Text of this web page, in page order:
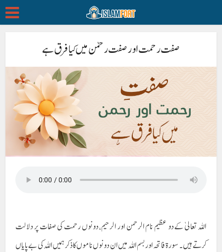
صفت رحمت اور صفت رحمٰن میں کیا فرق ہے
اللہ تعالیٰ کے دو عظیم نام الرحمن اور الرحیم، دونوں رحمت کی صفات پر دلالت
کرتے ہیں۔ سورة فاتحہ اور بسم اللہ میں ان دونوں ناموں کا ذکر ہمیں اللہ کی بے پایاں